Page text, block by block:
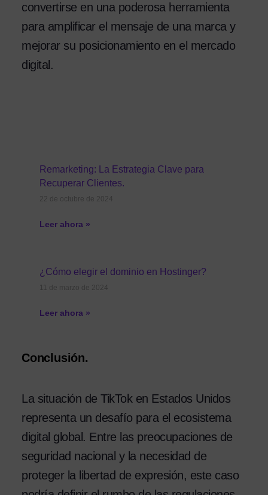
convertirse en una poderosa herramienta
para amplificar el mensaje de una marca y
mejorar su posicionamiento en el mercado
digital.
Remarketing: La Estrategia Clave para
Recuperar Clientes.
22 de octubre de 2024
Leer ahora »
¿Cómo elegir el dominio en Hostinger?
11 de marzo de 2024
Leer ahora »
Conclusión.
La situación de TikTok en Estados Unidos
representa un desafío para el ecosistema
digital global. Entre las preocupaciones de
seguridad nacional y la necesidad de
proteger la libertad de expresión, este caso